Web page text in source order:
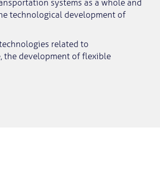
systems as a whole and
technological development of
related to
the development of flexible